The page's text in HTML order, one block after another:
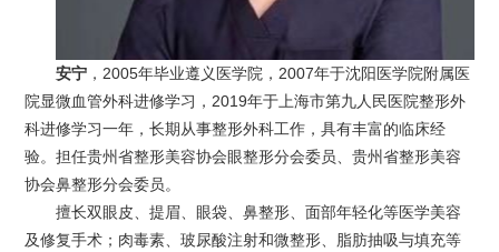
安宁 ，2005年毕业遵义医学院，2007年于沈阳医学院附属医
院显微血管外科进修学习，2019年于上海市第九人民医院整形外
科进修学习一年，长期从事整形外科工作，具有丰富的临床经
验。担任贵州省整形美容协会眼整形分会委员、贵州省整形美容
协会鼻整形分会委员。
擅长双眼皮、提眉、眼袋、鼻整形、面部年轻化等医学美容
及修复手术；肉毒素、玻尿酸注射和微整形、脂肪抽吸与填充等